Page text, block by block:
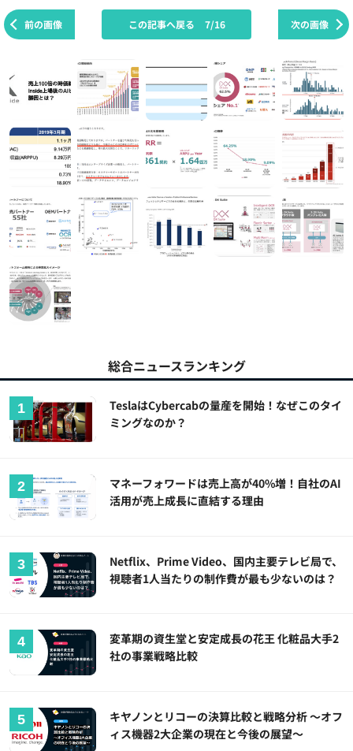
前の画像 次の画像
この記事へ戻る 7/16
総合ニュースランキング
TeslaはCybercabの量産を開始！なぜこのタイ
ミングなのか？
マネーフォワードは売上高が40%増！自社のAI
活用が売上成長に直結する理由
Netflix、Prime Video、国内主要テレビ局で、
視聴者1人当たりの制作費が最も少ないのは？
変革期の資生堂と安定成長の花王 化粧品大手2
社の事業戦略比較
キヤノンとリコーの決算比較と戦略分析 ～オフ
ィス機器2大企業の現在と今後の展望～